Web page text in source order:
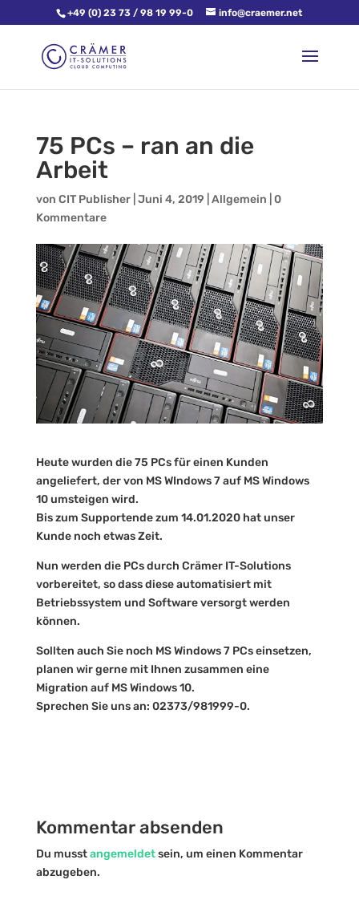
+49 (0) 23 73 / 98 19 99-0 info@craemer.net
75 PCs – ran an die
Arbeit
von CIT Publisher| Juni 4, 2019 Allgemein 0
Kommentare
Heute wurden die 75 PCs für einen Kunden
angeliefert, der von MS WIndows 7 auf MS Windows
10 umsteigen wird.
Bis zum Supportende zum 14.01.2020 hat unser
Kunde noch etwas Zeit.
Nun werden die PCs durch Crämer IT-Solutions
vorbereitet, so dass diese automatisiert mit
Betriebssystem und Software versorgt werden
können.
Sollten auch Sie noch MS Windows 7 PCs einsetzen,
planen wir gerne mit Ihnen zusammen eine
Migration auf MS Windows 10.
Sprechen Sie uns an: 02373/981999-0.
Kommentar absenden
Du musstangemeldetsein, um einen Kommentar
abzugeben.